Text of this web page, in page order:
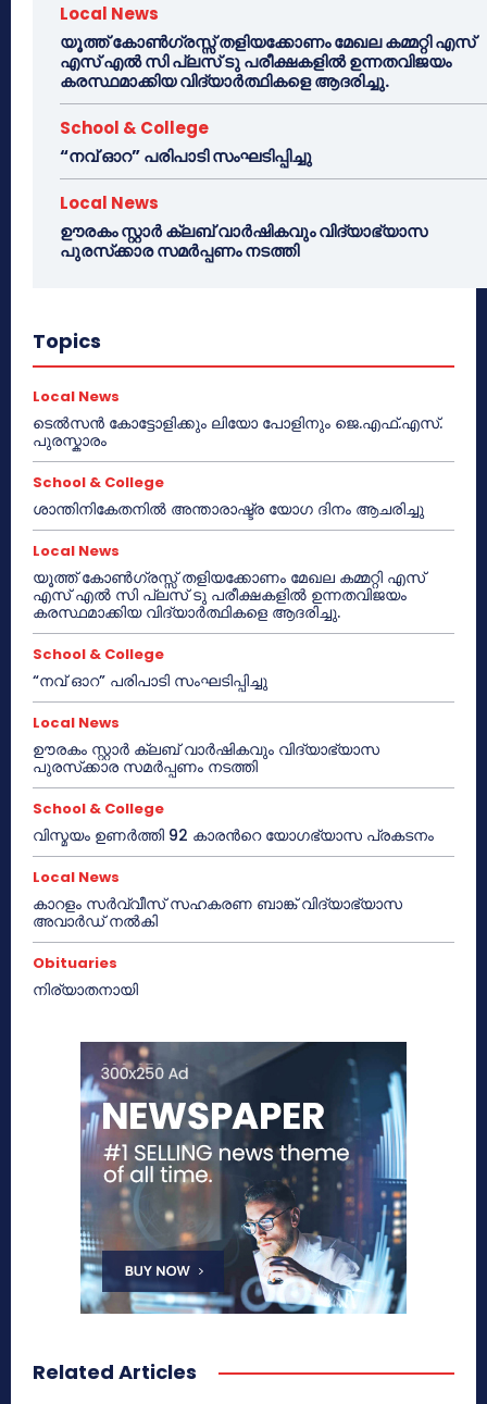
Local News
യൂത്ത് കോൺഗ്രസ്സ് തളിയക്കോണം മേഖല കമ്മറ്റി എസ്
എസ് എൽ സി പ്ലസ് ടു പരീക്ഷകളിൽ ഉന്നതവിജയം
കരസ്ഥമാക്കിയ വിദ്യാർത്ഥികളെ ആദരിച്ചു.
School & College
“നവ് ഓറ” പരിപാടി സംഘടിപ്പിച്ചു
Local News
ഊരകം സ്റ്റാർ ക്ലബ് വാർഷികവും വിദ്യാഭ്യാസ
പുരസ്‌ക്കാര സമർപ്പണം നടത്തി
Topics
Local News
ടെൽസൻ കോട്ടോളിക്കും ലിയോ പോളിനും ജെ.എഫ്.എസ്.
പുരസ്കാരം
School & College
ശാന്തിനികേതനിൽ അന്താരാഷ്ട്ര യോഗ ദിനം ആചരിച്ചു
Local News
യൂത്ത് കോൺഗ്രസ്സ് തളിയക്കോണം മേഖല കമ്മറ്റി എസ്
എസ് എൽ സി പ്ലസ് ടു പരീക്ഷകളിൽ ഉന്നതവിജയം
കരസ്ഥമാക്കിയ വിദ്യാർത്ഥികളെ ആദരിച്ചു.
School & College
“നവ് ഓറ” പരിപാടി സംഘടിപ്പിച്ചു
Local News
ഊരകം സ്റ്റാർ ക്ലബ് വാർഷികവും വിദ്യാഭ്യാസ
പുരസ്‌ക്കാര സമർപ്പണം നടത്തി
School & College
വിസ്മയം ഉണർത്തി 92 കാരൻറെ യോഗഭ്യാസ പ്രകടനം
Local News
കാറളം സർവ്വീസ് സഹകരണ ബാങ്ക് വിദ്യാഭ്യാസ
അവാർഡ് നൽകി
Obituaries
നിര്യാതനായി
Related Articles